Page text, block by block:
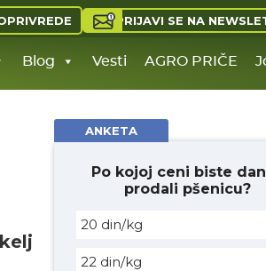
PRIJAVI SE NA
Blog Vesti AGRO PRIČE
ANKETA
Po kojoj ceni biste
prodali pšenicu?
20 din/kg
22 din/kg